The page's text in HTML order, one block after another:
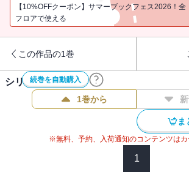
コン義兄さんや一妻多夫でドヤってくる義姉さ
ジがガラガラと崩れ落ちる。そこにヒナが新た
【10%OFFクーポン】サマーブックフェス2026！全
フロアで使える
この作品の1巻
続巻を自動購入
シリーズ作品(5件)
1巻から
ま
※無料、予約、入荷通知のコンテンツはカ
1